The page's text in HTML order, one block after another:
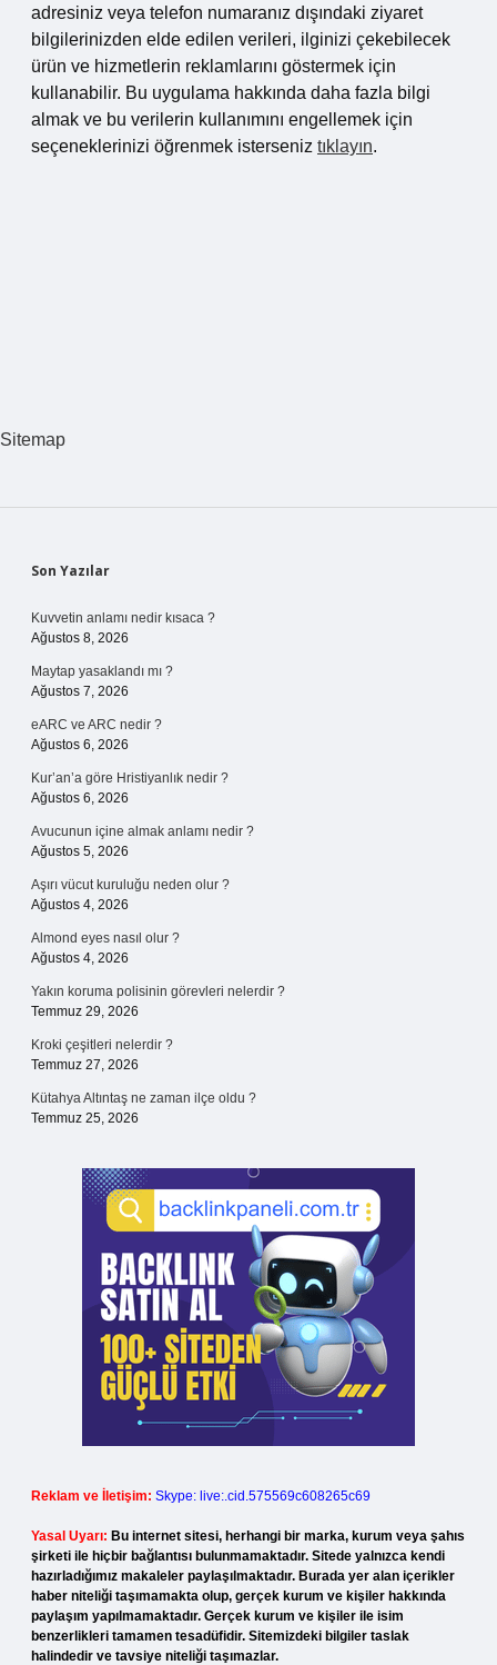
adresiniz veya telefon numaranız dışındaki ziyaret
bilgilerinizden elde edilen verileri, ilginizi çekebilecek
ürün ve hizmetlerin reklamlarını göstermek için
kullanabilir. Bu uygulama hakkında daha fazla bilgi
almak ve bu verilerin kullanımını engellemek için
seçeneklerinizi öğrenmek isterseniz tıklayın.
Sitemap
Sidebar
Son Yazılar
Kuvvetin anlamı nedir kısaca ?
Ağustos 8, 2026
Maytap yasaklandı mı ?
Ağustos 7, 2026
eARC ve ARC nedir ?
Ağustos 6, 2026
Kur’an’a göre Hristiyanlık nedir ?
Ağustos 6, 2026
Avucunun içine almak anlamı nedir ?
Ağustos 5, 2026
Aşırı vücut kuruluğu neden olur ?
Ağustos 4, 2026
Almond eyes nasıl olur ?
Ağustos 4, 2026
Yakın koruma polisinin görevleri nelerdir ?
Temmuz 29, 2026
Kroki çeşitleri nelerdir ?
Temmuz 27, 2026
Kütahya Altıntaş ne zaman ilçe oldu ?
Temmuz 25, 2026
Reklam ve İletişim: Skype: live:.cid.575569c608265c69
Yasal Uyarı: Bu internet sitesi, herhangi bir marka, kurum veya şahıs
şirketi ile hiçbir bağlantısı bulunmamaktadır. Sitede yalnızca kendi
hazırladığımız makaleler paylaşılmaktadır. Burada yer alan içerikler
haber niteliği taşımamakta olup, gerçek kurum ve kişiler hakkında
paylaşım yapılmamaktadır. Gerçek kurum ve kişiler ile isim
benzerlikleri tamamen tesadüfidir. Sitemizdeki bilgiler taslak
halindedir ve tavsiye niteliği taşımazlar.